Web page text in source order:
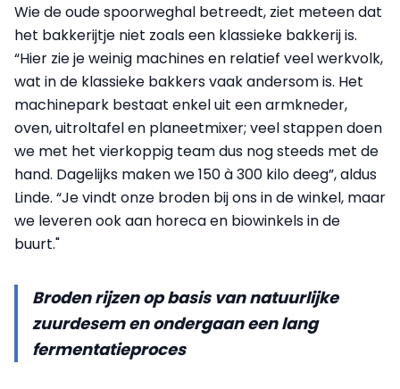
Wie de oude spoorweghal betreedt, ziet meteen dat
het bakkerijtje niet zoals een klassieke bakkerij is.
“Hier zie je weinig machines en relatief veel werkvolk,
wat in de klassieke bakkers vaak andersom is. Het
machinepark bestaat enkel uit een armkneder,
oven, uitroltafel en planeetmixer; veel stappen doen
we met het vierkoppig team dus nog steeds met de
hand. Dagelijks maken we 150 à 300 kilo deeg”, aldus
Linde. “Je vindt onze broden bij ons in de winkel, maar
we leveren ook aan horeca en biowinkels in de
buurt."
Broden rijzen op basis van natuurlijke
zuurdesem en ondergaan een lang
fermentatieproces